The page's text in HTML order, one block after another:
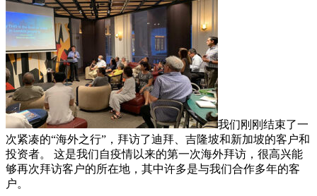
我们刚刚结束了一
次紧凑的“海外之行”，拜访了迪拜、吉隆坡和新加坡的客户和
投资者。 这是我们自疫情以来的第一次海外拜访，很高兴能
够再次拜访客户的所在地，其中许多是与我们合作多年的客
户。